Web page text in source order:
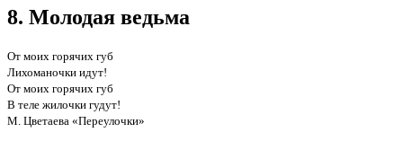
8. Молодая ведьма
От моих горячих губ
Лихоманочки идут!
От моих горячих губ
В теле жилочки гудут!
М. Цветаева «Переулочки»